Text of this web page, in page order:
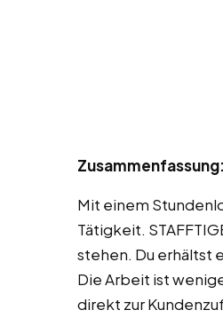
Zusammenfassung:
Mit einem
Tätigkeit.
stehen. Du erhältst
Die Arbeit ist
direkt zur